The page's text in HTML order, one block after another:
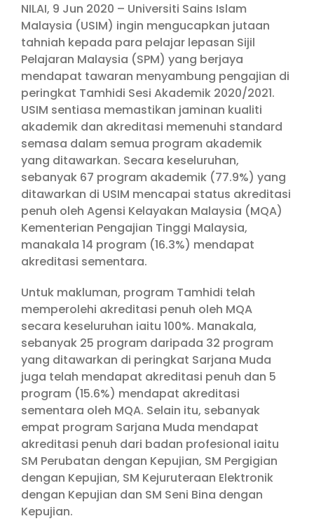
NILAI, 9 Jun 2020 – Universiti Sains Islam
Malaysia (USIM) ingin mengucapkan jutaan
tahniah kepada para pelajar lepasan Sijil
Pelajaran Malaysia (SPM) yang berjaya
mendapat tawaran menyambung pengajian di
peringkat Tamhidi Sesi Akademik 2020/2021.
USIM sentiasa memastikan jaminan kualiti
akademik dan akreditasi memenuhi standard
semasa dalam semua program akademik
yang ditawarkan. Secara keseluruhan,
sebanyak 67 program akademik (77.9%) yang
ditawarkan di USIM mencapai status akreditasi
penuh oleh Agensi Kelayakan Malaysia (MQA)
Kementerian Pengajian Tinggi Malaysia,
manakala 14 program (16.3%) mendapat
akreditasi sementara.
Untuk makluman, program Tamhidi telah
memperolehi akreditasi penuh oleh MQA
secara keseluruhan iaitu 100%. Manakala,
sebanyak 25 program daripada 32 program
yang ditawarkan di peringkat Sarjana Muda
juga telah mendapat akreditasi penuh dan 5
program (15.6%) mendapat akreditasi
sementara oleh MQA. Selain itu, sebanyak
empat program Sarjana Muda mendapat
akreditasi penuh dari badan profesional iaitu
SM Perubatan dengan Kepujian, SM Pergigian
dengan Kepujian, SM Kejuruteraan Elektronik
dengan Kepujian dan SM Seni Bina dengan
Kepujian.